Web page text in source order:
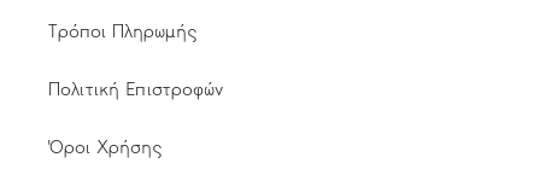
Τρόποι Πληρωμής
Πολιτική Επιστροφών
Όροι Χρήσης